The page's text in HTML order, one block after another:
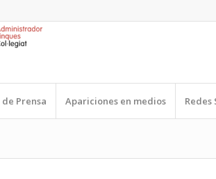
Prensa Apariciones en medios Redes